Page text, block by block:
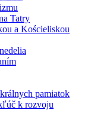
Tatry
a Kościeliskou
pamiatok
k rozvoju